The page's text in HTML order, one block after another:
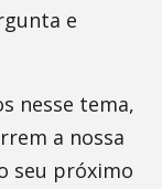
e
nesse tema,
a nossa
seu próximo